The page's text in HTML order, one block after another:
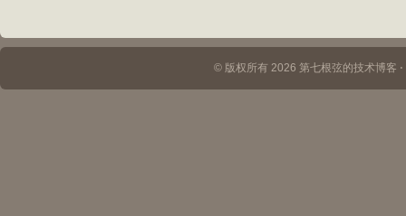
© 版权所有 2026 第七根弦的技术博客